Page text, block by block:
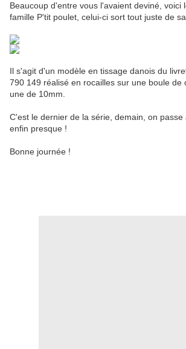
Beaucoup d'entre vous l'avaient deviné, voici
famille P'tit poulet, celui-ci sort tout juste de
Il s'agit d'un modèle en tissage danois du
790 149 réalisé en rocailles sur une boule de
une de 10mm.
C'est le dernier de la série, demain, on passe
enfin presque !
Bonne journée !